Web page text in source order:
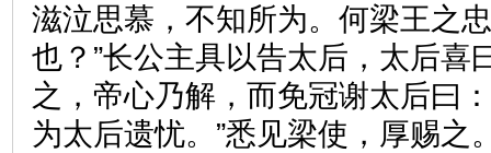
滋泣思慕，不知所为。何梁王之
也？”长公主具以告太后，太后喜
之，帝心乃解，而免冠谢太后曰
为太后遗忧。”悉见梁使，厚赐之